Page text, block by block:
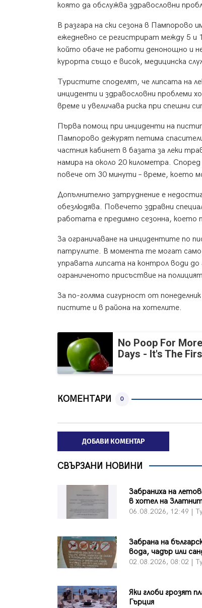
която да обслужва здравословни
В разгара на ски сезона в Пампорово
ежедневно се регистрират между 5 и
който обаче не работи денонощно и
курорта също е висок, медицинска
Туристите споделят, че липсата на
инциденти и здравословни проблеми
време и увеличава риска при спешни
Първа помощ при инциденти на
Пампорово дежурят петима
частния кабинет в базата за леки
намира на около 20 километра.
повече от 30 минути – време, което
Допълнително затруднение е
обезлюдява. Повечето здравни
работата е предимно сезонна, което
За ограничаване на инцидентите по
патрулите. В момента те могат само
управата липсата на контрол води до
ограниченото присъствие на
За по-голяма сигурност от
пистите и в района на хотелите.
No Poop For
Days - It's The
КОМЕНТАРИ 0
ДОБАВИ КОМЕНТАР
СВЪРЗАНИ НОВИНИ
Забраниха на
в хотел на
06.08.2026, 12:49 |
Забрана на
вода, чадър или
02.08.2026, 08:02 |
Яки глоби грозят
Гърция